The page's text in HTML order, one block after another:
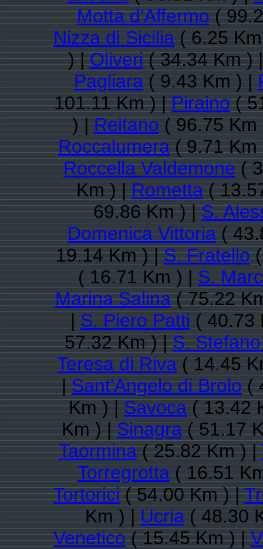
Motta d'Affermo(
Nizza di Sicilia( 6.25
) |Oliveri( 34.34 Km )
Pagliara( 9.43 Km ) |
101.11 Km ) |Piraino(
) |Reitano( 96.75
Roccalumera( 9.71
Roccella Valdemone(
Km ) |Rometta(
69.86 Km ) |S.
Domenica Vittoria(
19.14 Km ) |S. Fratello(
( 16.71 Km ) |S.
Marina Salina( 75.22
|S. Piero Patti( 40.73
57.32 Km ) |S.
Teresa di Riva( 14.45
|Sant'Angelo di Brolo(
Km ) |Savoca( 13.42
Km ) |Sinagra( 51.17
Taormina( 25.82 Km ) |
Torregrotta( 16.51
Tortorici( 54.00 Km ) |
Km ) |Ucria( 48.30
Venetico( 15.45 Km ) |